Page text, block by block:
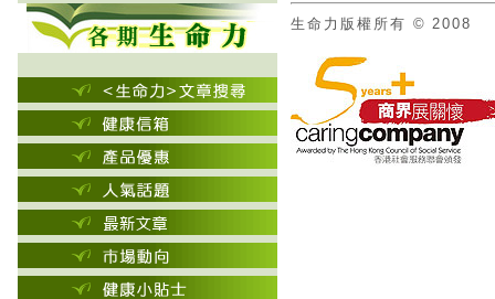
生命力版權所有 © 2008